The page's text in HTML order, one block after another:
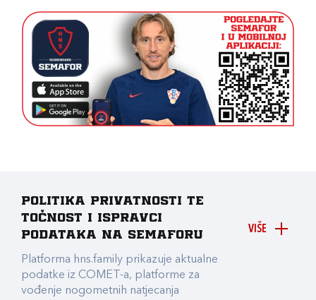
VIŠE
Politika privatnosti te
točnost i ispravci
podataka na Semaforu
Platforma hns.family prikazuje aktualne
podatke iz COMET-a, platforme za
vođenje nogometnih natjecanja